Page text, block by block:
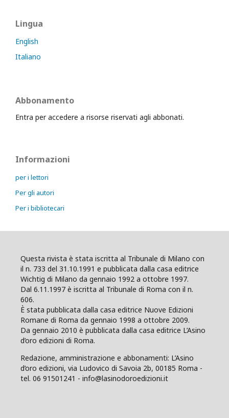
Lingua
English
Italiano
Abbonamento
Entra per accedere a risorse riservati agli abbonati.
Informazioni
per i lettori
Per gli autori
Per i bibliotecari
Questa rivista è stata iscritta al Tribunale di Milano con
il n. 733 del 31.10.1991 e pubblicata dalla casa editrice
Wichtig di Milano da gennaio 1992 a ottobre 1997.
Dal 6.11.1997 è iscritta al Tribunale di Roma con il n.
606.
È stata pubblicata dalla casa editrice Nuove Edizioni
Romane di Roma da gennaio 1998 a ottobre 2009.
Da gennaio 2010 è pubblicata dalla casa editrice L’Asino
d’oro edizioni di Roma.
Redazione, amministrazione e abbonamenti: L’Asino
d’oro edizioni, via Ludovico di Savoia 2b, 00185 Roma -
tel. 06 91501241 - info@lasinodoroedizioni.it